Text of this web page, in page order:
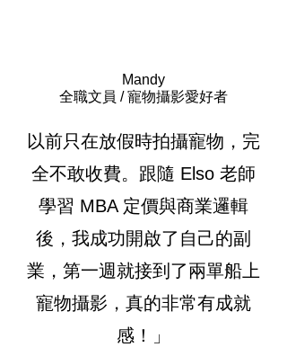
Mandy
全職文員 / 寵物攝影愛好者
以前只在放假時拍攝寵物，完
全不敢收費。跟隨 Elso 老師
學習 MBA 定價與商業邏輯
後，我成功開啟了自己的副
業，第一週就接到了兩單船上
寵物攝影，真的非常有成就
感！」